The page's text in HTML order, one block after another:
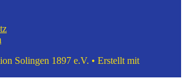
Solingen 1897 e.V. • Erstellt mit